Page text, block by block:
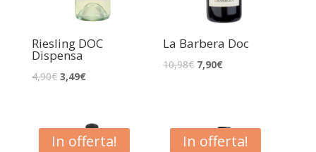
Riesling DOC
Dispensa
4,90€ 3,49€
La Barbera Doc
10,98€ 7,90€
In offerta! In offerta!